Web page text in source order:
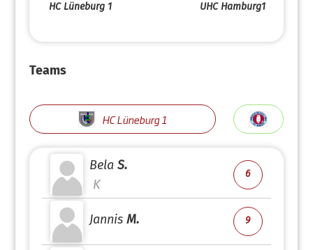
HC Lüneburg 1 UHC Hamburg1
Teams
HC Lüneburg 1
Bela S.
K
6
Jannis M. 9